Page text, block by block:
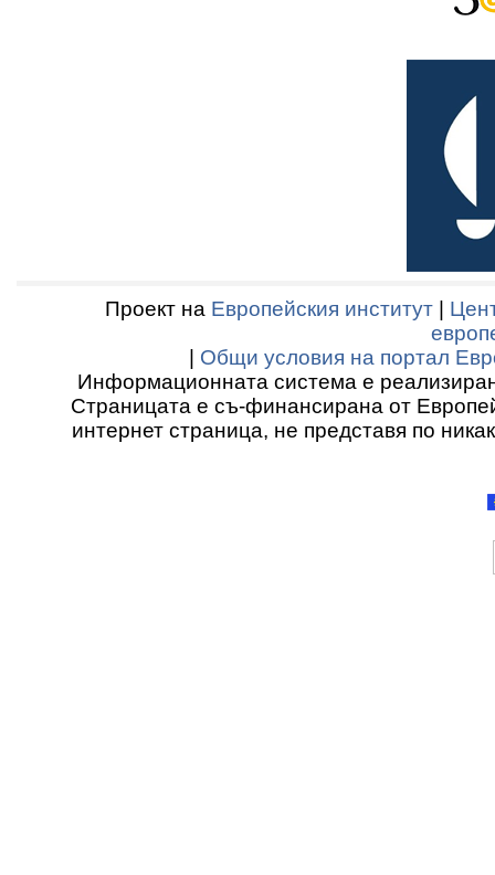
Проект на Европейския институт
Общи условия на портал
Информационната система е
Страницата е съ-финансирана от
интернет страница, не представя по